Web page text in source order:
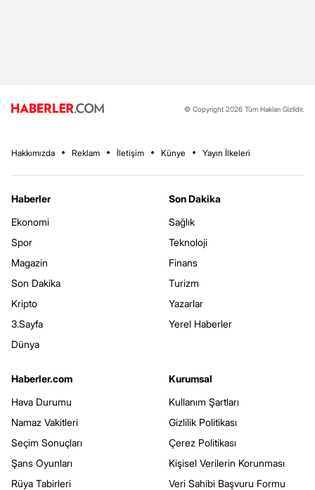
© Copyright 2026 Tüm Hakları Gizlidir.
Hakkımızda Reklam İletişim Künye Yayın İlkeleri
Haberler
Ekonomi
Spor
Magazin
Son Dakika
Kripto
3.Sayfa
Dünya
Son Dakika
Sağlık
Teknoloji
Finans
Turizm
Yazarlar
Yerel Haberler
Haberler.com
Hava Durumu
Namaz Vakitleri
Seçim Sonuçları
Şans Oyunları
Rüya Tabirleri
Kurumsal
Kullanım Şartları
Gizlilik Politikası
Çerez Politikası
Kişisel Verilerin Korunması
Veri Sahibi Başvuru Formu